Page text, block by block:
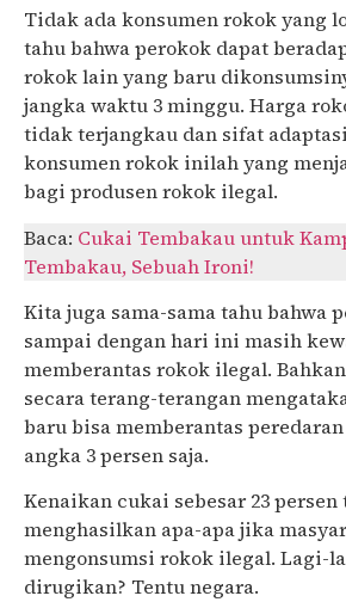
Tidak ada konsumen rokok yang
tahu bahwa perokok dapat
rokok lain yang baru
jangka waktu 3 minggu. Harga
tidak terjangkau dan sifat
konsumen rokok inilah yang
bagi produsen rokok ilegal.
Baca: Cukai Tembakau untuk
Tembakau, Sebuah Ironi!
Kita juga sama-sama tahu bahwa
sampai dengan hari ini masih
memberantas rokok ilegal.
secara terang-terangan
baru bisa memberantas
angka 3 persen saja.
Kenaikan cukai sebesar 23
menghasilkan apa-apa jika
mengonsumsi rokok ilegal. Lagi-
dirugikan? Tentu negara.